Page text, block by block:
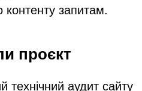
контенту запитам.
проєкт
технічний аудит сайту